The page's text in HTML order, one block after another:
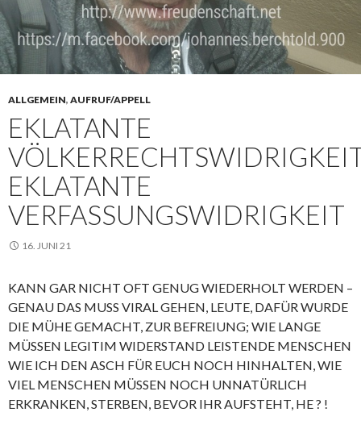
ALLGEMEIN, AUFRUF/APPELL
EKLATANTE
EKLATANTE
VERFASSUNGSWIDRIGKEIT
16. JUNI 21
KANN GAR NICHT OFT GENUG WIEDERHOLT WERDEN –
GENAU DAS MUSS VIRAL GEHEN, LEUTE, DAFÜR WURDE
DIE MÜHE GEMACHT, ZUR BEFREIUNG; WIE LANGE
MÜSSEN LEGITIM WIDERSTAND LEISTENDE MENSCHEN
WIE ICH DEN ASCH FÜR EUCH NOCH HINHALTEN, WIE
VIEL MENSCHEN MÜSSEN NOCH UNNATÜRLICH
ERKRANKEN, STERBEN, BEVOR IHR AUFSTEHT, HE ? !